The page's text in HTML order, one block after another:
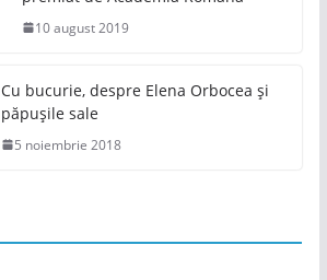
10 august 2019
Cu bucurie, despre Elena Orbocea și
păpușile sale
5 noiembrie 2018